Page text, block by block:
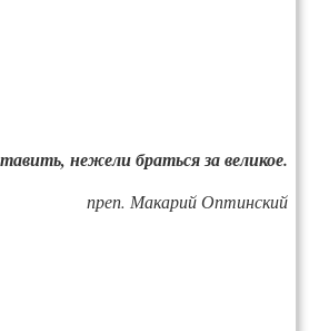
нежели браться за великое.
преп. Макарий Оптинский